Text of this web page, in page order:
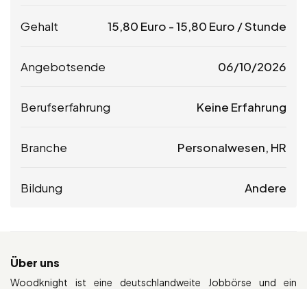
Gehalt 15,80 Euro -15,80 Euro / Stunde
Angebotsende 06/10/2026
Berufserfahrung Keine Erfahrung
Branche Personalwesen, HR
Bildung Andere
Über uns
Woodknight ist eine deutschlandweite Jobbörse und ein